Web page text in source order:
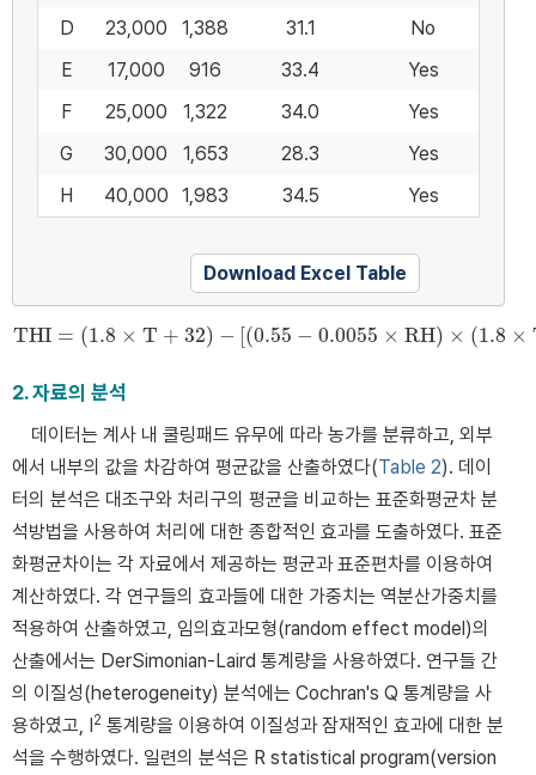
D
23,000 1,388 31.1
No
E
17,000 916 33.4
Yes
F
25,000 1,322 34.0
Yes
G
30,000 1,653 28.3
Yes
H
40,000 1,983 34.5 Yes
Download Excel Table
THI = (1.8 × T + 32) − [(0.55 − 0.0055 × RH) × (1.8 ×
THI=( 1.8 ×T+ 32 −[(0.55 −0.0055×RH )×(1.8×T −26)]
2. 자료의 분석
데이터는 계사 내 쿨링패드 유무에 따라 농가를 분류하고, 외부
에서 내부의 값을 차감하여 평균값을 산출하였다(Table 2). 데이
터의 분석은 대조구와 처리구의 평균을 비교하는 표준화평균차 분
석방법을 사용하여 처리에 대한 종합적인 효과를 도출하였다. 표준
화평균차이는 각 자료에서 제공하는 평균과 표준편차를 이용하여
계산하였다. 각 연구들의 효과들에 대한 가중치는 역분산가중치를
적용하여 산출하였고, 임의효과모형(random effect model)의
산출에서는 DerSimonian-Laird 통계량을 사용하였다. 연구들 간
의 이질성(heterogeneity) 분석에는 Cochran's Q 통계량을 사
용하였고, I2 통계량을 이용하여 이질성과 잠재적인 효과에 대한 분
석을 수행하였다. 일련의 분석은 R statistical program(version